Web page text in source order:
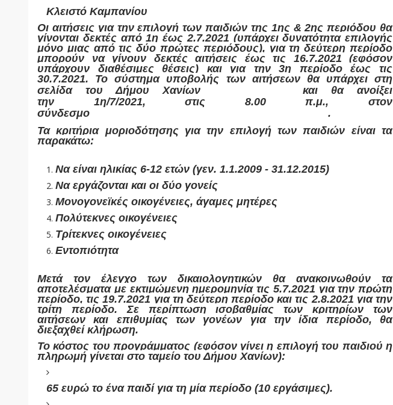
Κλειστό Καμπανίου
Οι αιτήσεις για την επιλογή των παιδιών της 1ης & 2ης περιόδου θα
γίνονται δεκτές από 1η έως 2.7.2021 (υπάρχει δυνατότητα επιλογής
μόνο μιας από τις δύο πρώτες περιόδους), για τη δεύτερη περίοδο
μπορούν να γίνουν δεκτές αιτήσεις έως τις 16.7.2021 (εφόσον
υπάρχουν διαθέσιμες θέσεις) και για την 3η περίοδο έως τις
30.7.2021. Το σύστημα υποβολής των αιτήσεων θα υπάρχει στη
σελίδα του Δήμου Χανίων
και θα ανοίξει
την 1η/7/2021, στις 8.00 π.μ., στον
σύνδεσμο
.
Τα κριτήρια μοριοδότησης για την επιλογή των παιδιών είναι τα
παρακάτω:
Να είναι ηλικίας 6-12 ετών (γεν. 1.1.2009 - 31.12.2015)
Να εργάζονται και οι δύο γονείς
Μονογονεϊκές οικογένειες, άγαμες μητέρες
Πολύτεκνες οικογένειες
Τρίτεκνες οικογένειες
Εντοπιότητα
Μετά τον έλεγχο των δικαιολογητικών θα ανακοινωθούν τα
αποτελέσματα με εκτιμώμενη ημερομηνία τις 5.7.2021 για την πρώτη
περίοδο, τις 19.7.2021 για τη δεύτερη περίοδο και τις 2.8.2021 για την
τρίτη περίοδο. Σε περίπτωση ισοβαθμίας των κριτηρίων των
αιτήσεων και επιθυμίας των γονέων για την ίδια περίοδο, θα
διεξαχθεί κλήρωση.
Το κόστος του προγράμματος (εφόσον γίνει η επιλογή του παιδιού η
πληρωμή γίνεται στο ταμείο του Δήμου Χανίων):
65 ευρώ το ένα παιδί για τη μία περίοδο (10 εργάσιμες).